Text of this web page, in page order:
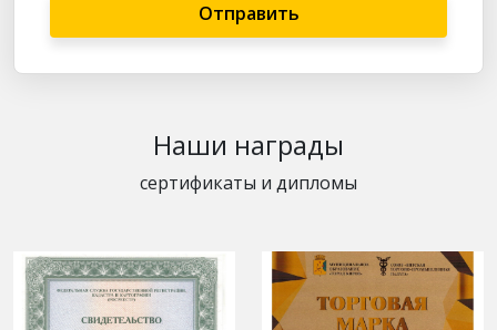
Отправить
Наши награды
сертификаты и дипломы